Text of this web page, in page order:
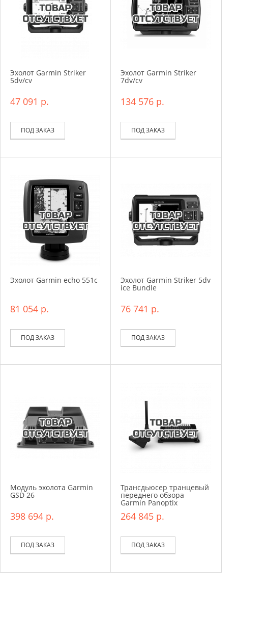
Эхолот Garmin Striker
5dv/cv
47 091 р.
ПОД ЗАКАЗ
Эхолот Garmin Striker
7dv/cv
134 576 р.
ПОД ЗАКАЗ
Эхолот Garmin echo 551c
81 054 р.
ПОД ЗАКАЗ
Эхолот Garmin Striker 5dv
ice Bundle
76 741 р.
ПОД ЗАКАЗ
Модуль эхолота Garmin
GSD 26
398 694 р.
ПОД ЗАКАЗ
Трансдьюсер транцевый
переднего обзора
Garmin Panoptix
264 845 р.
ПОД ЗАКАЗ